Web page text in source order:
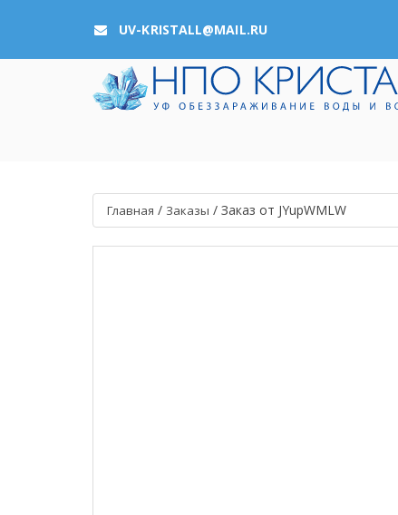
UV-KRISTALL@MAIL.RU
Главная / Заказы / Заказ от JYupWMLW